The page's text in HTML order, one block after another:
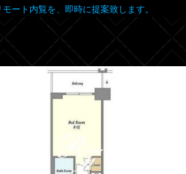
ート内覧を、即時に提案致します。